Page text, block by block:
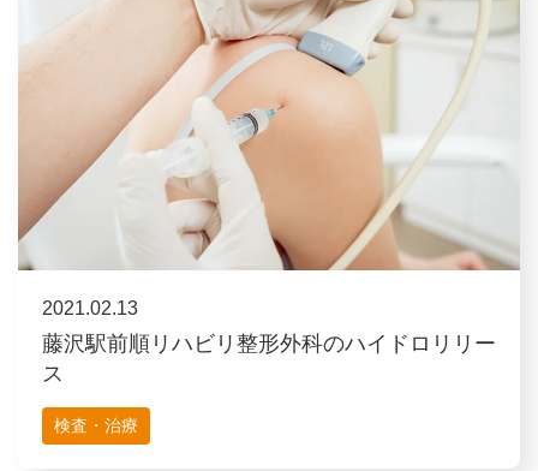
2021.02.13
藤沢駅前順リハビリ整形外科のハイドロリリー
ス
検査・治療